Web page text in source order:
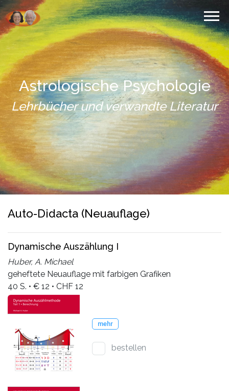
Astrologische Psychologie
Lehrbücher und verwandte Literatur
Auto-Didacta (Neuauflage)
Dynamische Auszählung I
Huber, A. Michael
geheftete Neuauflage mit farbigen Grafiken
40 S. • € 12 • CHF 12
mehr
bestellen